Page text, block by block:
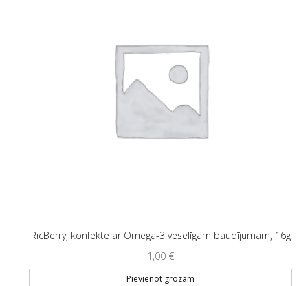
RicBerry, konfekte ar Omega-3 veselīgam baudījumam, 16g
1,00 €
Pievienot grozam